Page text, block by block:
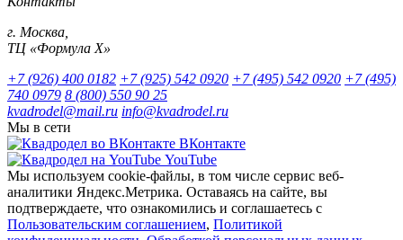
г. Москва,
ТЦ «Формула Х»
+7 (926) 400 0182 +7 (925) 542 0920 +7 (495) 542 0920 +7 (495)
740 0979 8 (800) 550 90 25
kvadrodel@mail.ru info@kvadrodel.ru
Мы в сети
ВКонтакте
YouTube
Мы используем cookie-файлы, в том числе сервис веб-
аналитики Яндекс.Метрика. Оставаясь на сайте, вы
подтверждаете, что ознакомились и соглашаетесь с
Пользовательским соглашением, Политикой